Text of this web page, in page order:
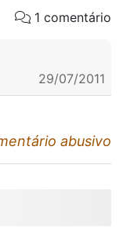
1 comentário
29/07/2011
abusivo